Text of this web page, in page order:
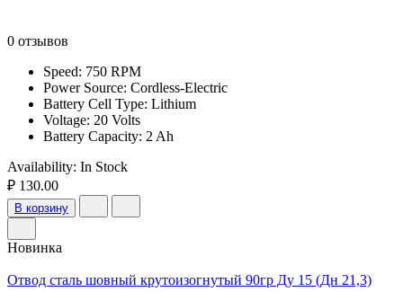
0 отзывов
Speed: 750 RPM
Power Source: Cordless-Electric
Battery Cell Type: Lithium
Voltage: 20 Volts
Battery Capacity: 2 Ah
Availability: In Stock
₽ 130.00
В корзину
Новинка
Отвод сталь шовный крутоизогнутый 90гр Ду 15 (Дн 21,3)